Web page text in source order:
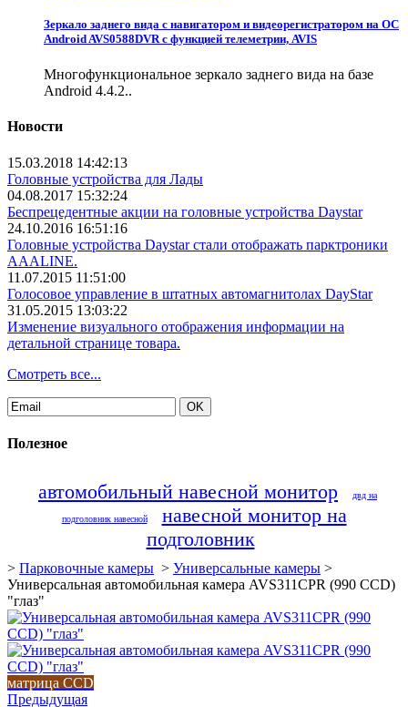
Зеркало заднего вида с навигатором и видеорегистратором на ОС
Android AVS0588DVR с функцией телеметрии, AVIS
Многофункциональное зеркало заднего вида на базе
Android 4.4.2..
Новости
15.03.2018 14:42:13
Головные устройства для Лады
04.08.2017 15:32:24
Беспрецедентные акции на головные устройства Daystar
24.10.2016 16:51:16
Головные устройства Daystar стали отображать парктроники
AAALINE.
11.07.2015 11:51:00
Голосовое управление в штатных автомагнитолах DayStar
31.05.2015 13:03:22
Изменение визуального отображения информации на
детальной странице товара.
Смотреть все...
Полезное
автомобильный навесной монитор двд на
подголовник навесной
навесной монитор на
подголовник
> Парковочные камеры > Универсальные камеры >
Универсальная автомобильная камера AVS311CPR (990 CCD)
"глаз"
матрица CCD
Предыдущая